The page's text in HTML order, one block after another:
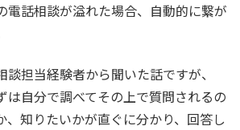
電話相談が溢れた場合、自動的に繋が
担当経験者から聞いた話ですが、
は自分で調べてその上で質問されるの
、知りたいかが直ぐに分かり、回答し